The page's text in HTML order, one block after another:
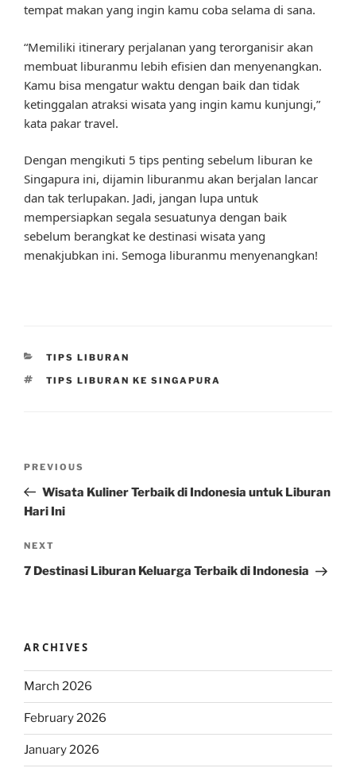
tempat makan yang ingin kamu coba selama di sana.
“Memiliki itinerary perjalanan yang terorganisir akan
membuat liburanmu lebih efisien dan menyenangkan.
Kamu bisa mengatur waktu dengan baik dan tidak
ketinggalan atraksi wisata yang ingin kamu kunjungi,”
kata pakar travel.
Dengan mengikuti 5 tips penting sebelum liburan ke
Singapura ini, dijamin liburanmu akan berjalan lancar
dan tak terlupakan. Jadi, jangan lupa untuk
mempersiapkan segala sesuatunya dengan baik
sebelum berangkat ke destinasi wisata yang
menakjubkan ini. Semoga liburanmu menyenangkan!
CATEGORIES
TIPS LIBURAN
TAGS
TIPS LIBURAN KE SINGAPURA
Previous
Post
PREVIOUS
Wisata Kuliner Terbaik di Indonesia untuk Liburan
Hari Ini
Next
Post
NEXT
7 Destinasi Liburan Keluarga Terbaik di Indonesia
ARCHIVES
March 2026
February 2026
January 2026